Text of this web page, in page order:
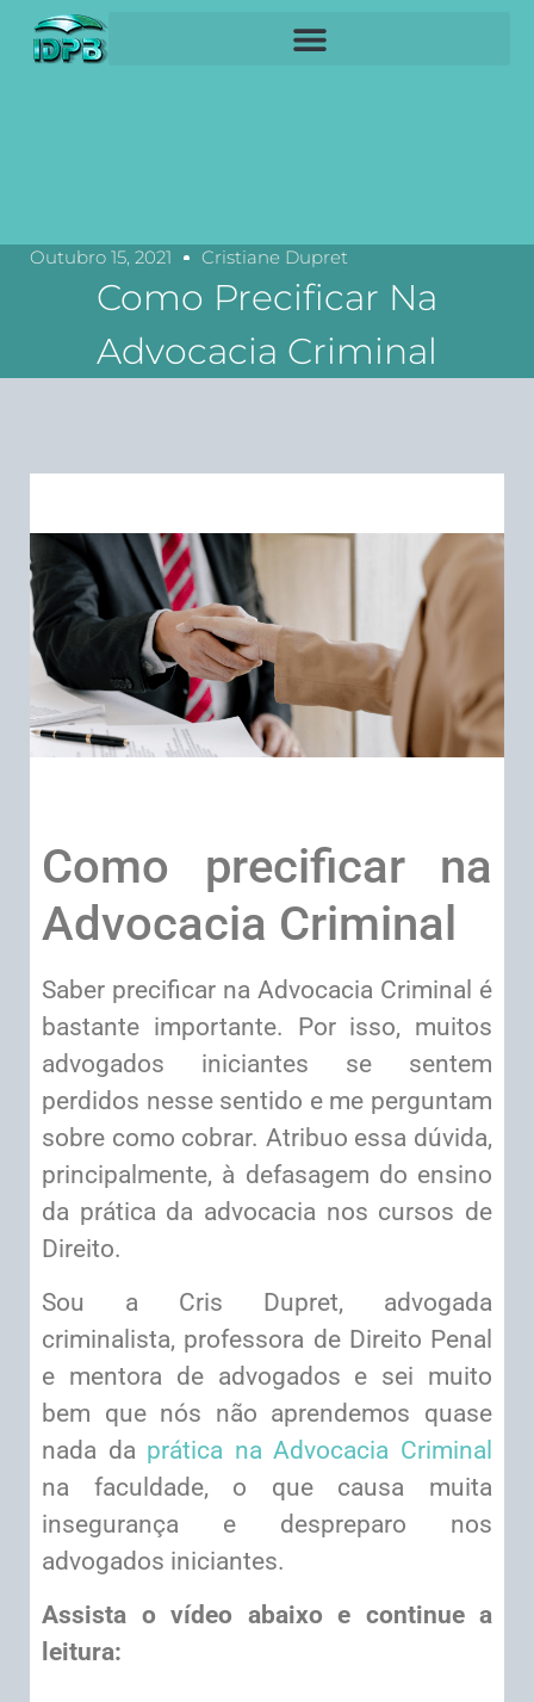
Outubro 15, 2021 Cristiane Dupret
Como Precificar Na
Advocacia Criminal
Como precificar na
Advocacia Criminal
Saber precificar na Advocacia Criminal é
bastante importante. Por isso, muitos
advogados iniciantes se sentem
perdidos nesse sentido e me perguntam
sobre como cobrar. Atribuo essa dúvida,
principalmente, à defasagem do ensino
da prática da advocacia nos cursos de
Direito.
Sou a Cris Dupret, advogada
criminalista, professora de Direito Penal
e mentora de advogados e sei muito
bem que nós não aprendemos quase
nada da prática na Advocacia Criminal
na faculdade, o que causa muita
insegurança e despreparo nos
advogados iniciantes.
Assista o vídeo abaixo e continue a
leitura: